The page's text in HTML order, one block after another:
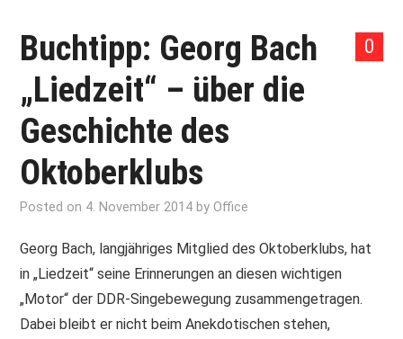
0
Buchtipp: Georg Bach
„Liedzeit“ – über die
Geschichte des
Oktoberklubs
Posted on 4. November 2014 byOffice
Georg Bach, langjähriges Mitglied des Oktoberklubs, hat
in „Liedzeit“ seine Erinnerungen an diesen wichtigen
„Motor“ der DDR-Singebewegung zusammengetragen.
Dabei bleibt er nicht beim Anekdotischen stehen,